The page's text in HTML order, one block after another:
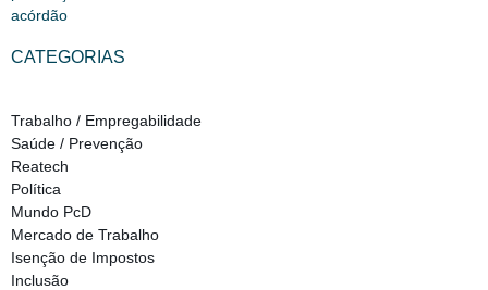
CATEGORIAS
Trabalho / Empregabilidade
Saúde / Prevenção
Reatech
Política
Mundo PcD
Mercado de Trabalho
Isenção de Impostos
Inclusão